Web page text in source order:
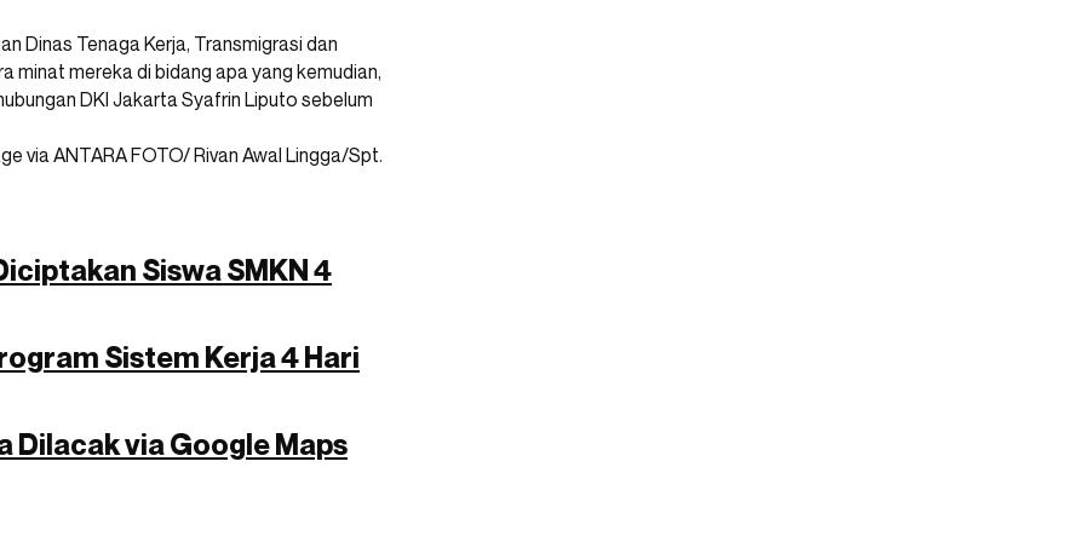
Dinas Tenaga Kerja, Transmigrasi dan
minat mereka di bidang apa yang kemudian,
DKI Jakarta Syafrin Liputo sebelum
via ANTARA FOTO/ Rivan Awal Lingga/Spt.
Siswa SMKN 4
Sistem Kerja 4 Hari
Dilacak via Google Maps